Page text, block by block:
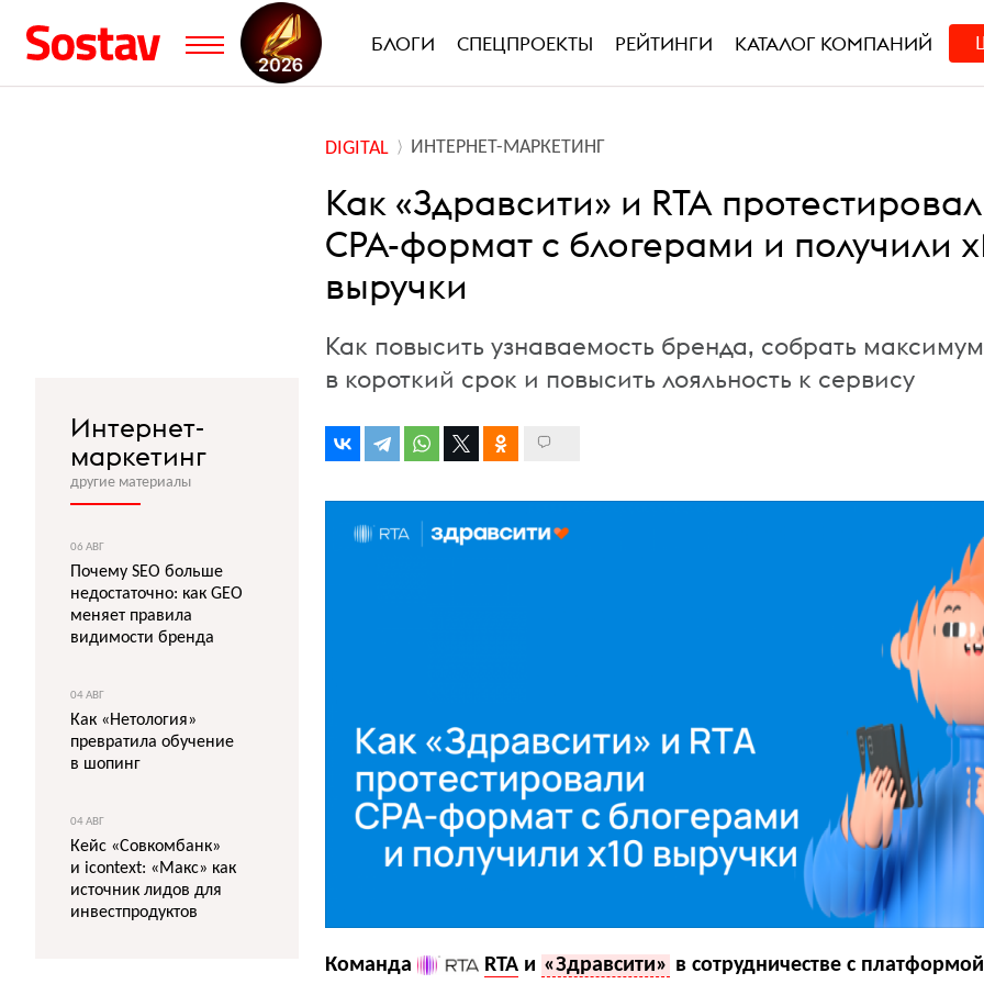
БЛОГИ СПЕЦПРОЕКТЫ РЕЙТИНГИ КАТАЛОГ КОМПАНИЙ
DIGITAL ИНТЕРНЕТ-МАРКЕТИНГ
Как «Здравсити» и RTA
CPA-формат с блогерами и получили
выручки
Как повысить узнаваемость бренда, собрать
в короткий срок и повысить лояльность к сервису
Команда RTA и «Здравсити» в сотрудничестве с платформой
Интернет-
маркетинг
другие материалы
06 АВГ
Почему SEO больше
недостаточно: как GEO
меняет правила
видимости бренда
04 АВГ
Как «Нетология»
превратила обучение
в шопинг
04 АВГ
Кейс «Совкомбанк»
и icontext: «Макс» как
источник лидов для
инвестпродуктов